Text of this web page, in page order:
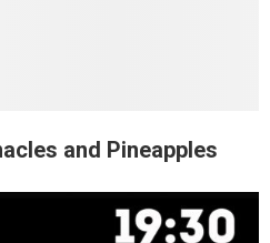
and Pineapples